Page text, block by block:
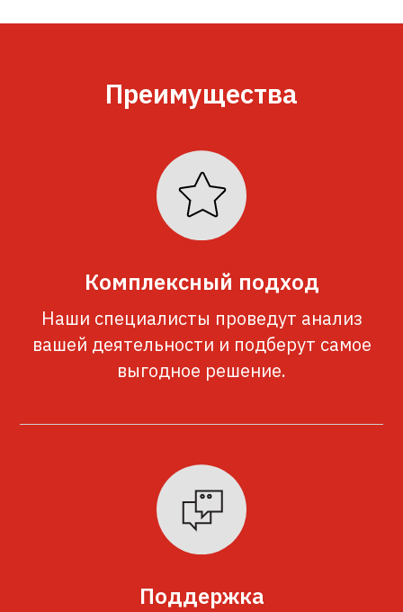
Преимущества
Комплексный подход
Наши специалисты проведут анализ
вашей деятельности и подберут самое
выгодное решение.
Поддержка